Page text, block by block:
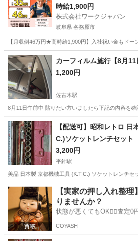
時給1,900円
株式会社ワークジャパン
岐阜県 各務原市
【月収例46万円★高時給1,900円】入社祝い金もド
岐阜 各務原市 カーフィルム施行【8月11
1,200円
佐古木駅
8月11日午前中 貼りたい方いましたら下記の内容を
愛知 弥富市 佐古木駅 その他 ガラス
【配送可】昭和レトロ 日
C.)ソケットレンチセット
3,200円
平針駅
美品 日本製 京都機械工具 (K.T.C.) ソケットレンチ
愛知 名古屋市 平針駅 メンテナンス用品
【実家の押し入れ整
りませんか？
状態が悪くてもOK🙆‍♀️査定0
COYASH